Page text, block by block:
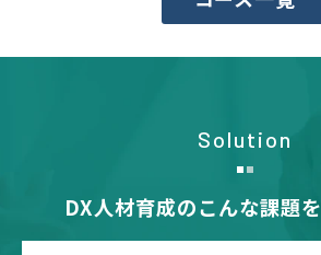
Solution
DX人材育成のこんな課題